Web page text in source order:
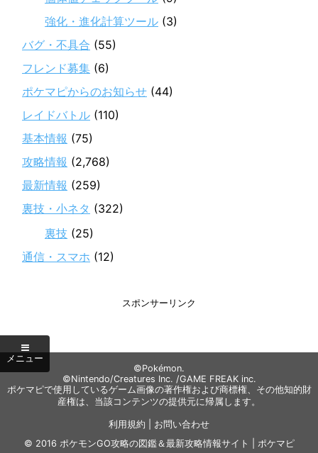
強化・進化計算ツール (3)
バグ・不具合 (55)
フレンド募集 (6)
ポケマピからのお知らせ (44)
レイドバトル (110)
基本情報 (75)
攻略情報 (2,768)
最新情報 (259)
裏技・小ネタ (322)
裏技 (25)
通信・スマホ (12)
スポンサーリンク
©Pokémon.
©Nintendo/Creatures Inc. /GAME FREAK inc.
ポケマピで使用しているゲーム画像の著作権および商標権、その他知的財
産権は、当該コンテンツの提供元に帰属します。
利用規約
お問い合わせ
© 2016 ポケモンGO攻略の図鑑＆最新攻略情報サイト | ポケマピ